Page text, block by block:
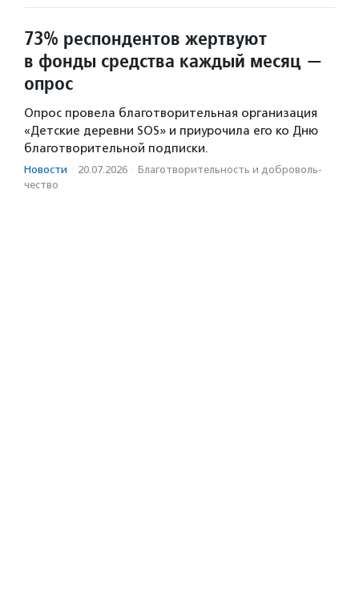
73% респондентов жертвуют
в фонды средства каждый месяц —
опрос
Опрос провела благотворительная организация
«Детские деревни SOS» и приурочила его ко Дню
благотворительной подписки.
Новости · 20.07.2026 · Благотвори­тель­ность и доброволь­
чест­во